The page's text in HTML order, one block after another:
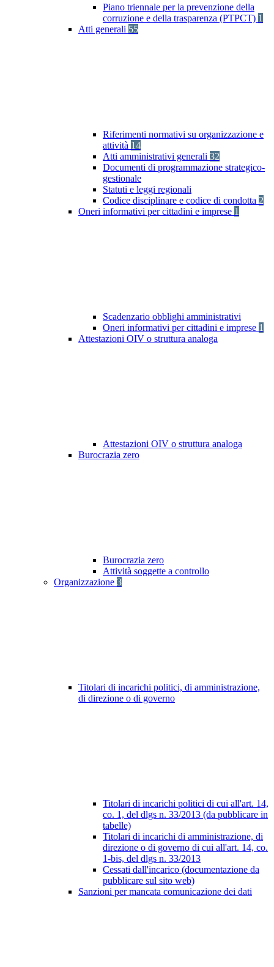
Piano triennale per la prevenzione della
corruzione e della trasparenza (PTPCT) 1
Atti generali 55
Riferimenti normativi su organizzazione e
attività 14
Atti amministrativi generali 32
Documenti di programmazione strategico-
gestionale
Statuti e leggi regionali
Codice disciplinare e codice di condotta 2
Oneri informativi per cittadini e imprese 1
Scadenzario obblighi amministrativi
Oneri informativi per cittadini e imprese 1
Attestazioni OIV o struttura analoga
Attestazioni OIV o struttura analoga
Burocrazia zero
Burocrazia zero
Attività soggette a controllo
Organizzazione 3
Titolari di incarichi politici, di amministrazione,
di direzione o di governo
Titolari di incarichi politici di cui all'art. 14,
co. 1, del dlgs n. 33/2013 (da pubblicare in
tabelle)
Titolari di incarichi di amministrazione, di
direzione o di governo di cui all'art. 14, co.
1-bis, del dlgs n. 33/2013
Cessati dall'incarico (documentazione da
pubblicare sul sito web)
Sanzioni per mancata comunicazione dei dati